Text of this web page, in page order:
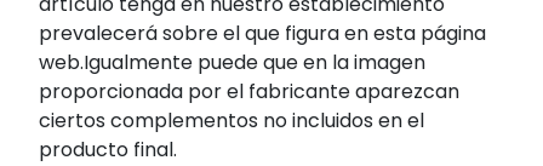
prevalecerá sobre el que figura en esta página
web.Igualmente puede que en la imagen
proporcionada por el fabricante aparezcan
ciertos complementos no incluidos en el
producto final.